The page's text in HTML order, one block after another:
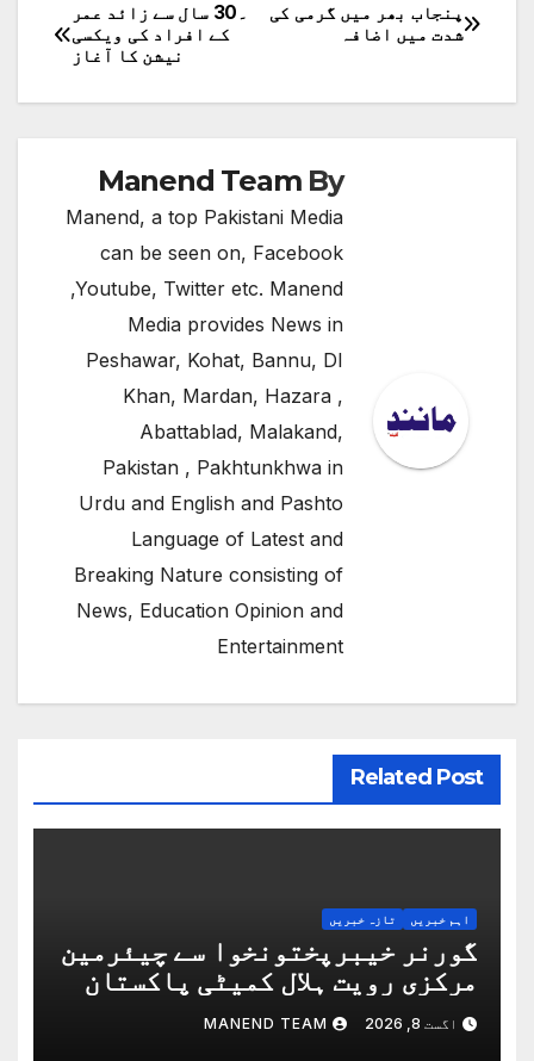
پوسٹوں
۔30 سال سے زائد عمر
کے افراد کی ویکسی
نیشن کا آغاز
پنجاب بھر میں گرمی کی
شدت میں اضافہ
By
Manend Team
Manend, a top Pakistani Media
can be seen on, Facebook
,Youtube, Twitter etc. Manend
Media provides News in
Peshawar, Kohat, Bannu, DI
Khan, Mardan, Hazara ,
Abattablad, Malakand,
Pakistan , Pakhtunkhwa in
Urdu and English and Pashto
Language of Latest and
Breaking Nature consisting of
News, Education Opinion and
Entertainment
Related Post
اہم خبریں تازہ خبریں
گورنر خیبرپختونخوا سے چیئرمین
مرکزی رویت ہلال کمیٹی پاکستان
کا گورنر ہاؤس پشاور میں ملاقات
اگست 8, 2026 MANEND TEAM